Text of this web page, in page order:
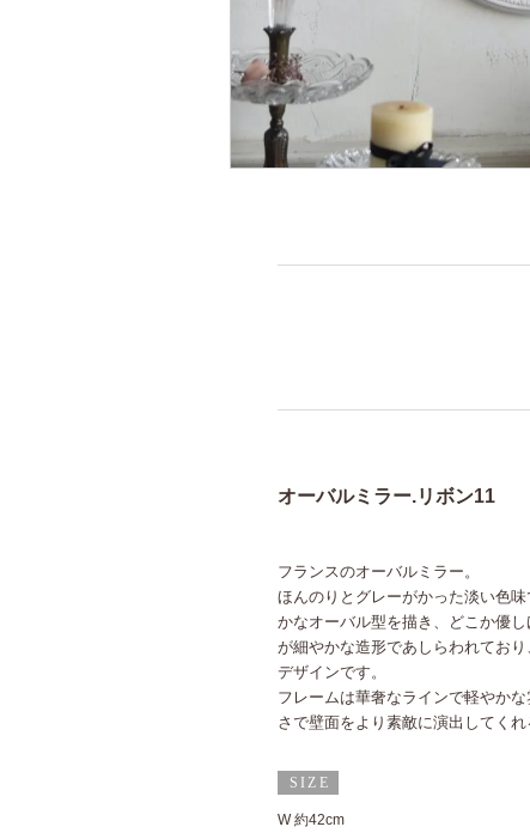
オーバルミラー.リボン11
フランスのオーバルミラー。
ほんのりとグレーがかった淡い色
かなオーバル型を描き、どこか優
が細やかな造形であしらわれてお
デザインです。
フレームは華奢なラインで軽やか
さで壁面をより素敵に演出してくれ
W 約42cm